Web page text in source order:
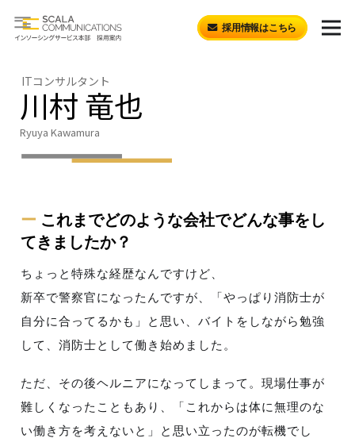
採用情報はこちら
ITコンサルタント
川村 竜也
Ryuya Kawamura
ー これまでどのような会社でどんな事をし
てきましたか？
ちょっと特殊な経歴なんですけど、
新卒で警察官になったんですが、「やっぱり消防士が
自分に合ってるかも」と思い、バイトをしながら勉強
して、消防士として働き始めました。
ただ、その後ヘルニアになってしまって。現場仕事が
難しくなったこともあり、「これからは体に無理のな
い働き方を考えないと」と思い立ったのが転機でし